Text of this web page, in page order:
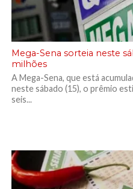
Mega-Sena sorteia neste
milhões
A Mega-Sena, que está
neste sábado (15), o prêmio
seis...